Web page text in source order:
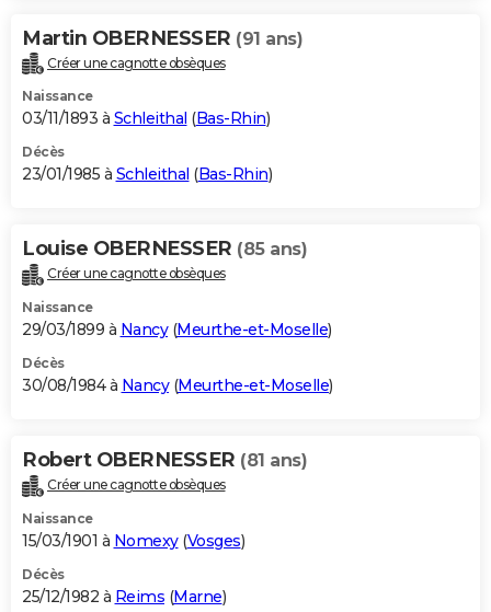
Martin OBERNESSER (91 ans)
Créer une cagnotte obsèques
Naissance
03/11/1893 à Schleithal (Bas-Rhin)
Décès
23/01/1985 à Schleithal (Bas-Rhin)
Louise OBERNESSER (85 ans)
Créer une cagnotte obsèques
Naissance
29/03/1899 à Nancy(Meurthe-et-Moselle)
Décès
30/08/1984 à Nancy(Meurthe-et-Moselle)
Robert OBERNESSER (81 ans)
Créer une cagnotte obsèques
Naissance
15/03/1901 à Nomexy(Vosges)
Décès
25/12/1982 à Reims (Marne)